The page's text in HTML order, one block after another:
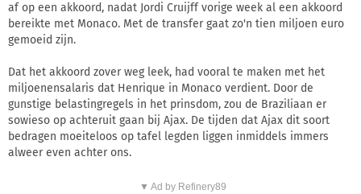
af op een akkoord, nadat Jordi Cruijff vorige week al een akkoord
bereikte met Monaco. Met de transfer gaat zo'n tien miljoen euro
gemoeid zijn.
Dat het akkoord zover weg leek, had vooral te maken met het
miljoenensalaris dat Henrique in Monaco verdient. Door de
gunstige belastingregels in het prinsdom, zou de Braziliaan er
sowieso op achteruit gaan bij Ajax. De tijden dat Ajax dit soort
bedragen moeiteloos op tafel legden liggen inmiddels immers
alweer even achter ons.
▼ Ad by Refinery89